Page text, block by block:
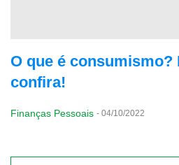
O que é consumismo?
confira!
Finanças Pessoais - 04/10/2022